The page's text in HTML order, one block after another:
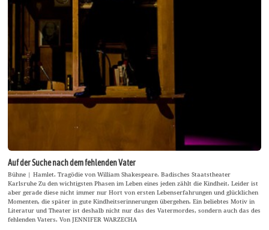
Auf der Suche nach dem fehlenden Vater
Bühne | Hamlet. Tragödie von William Shakespeare. Badisches Staatstheater
Karlsruhe Zu den wichtigsten Phasen im Leben eines jeden zählt die Kindheit. Leider ist
aber gerade diese nicht immer nur Hort von ersten Lebenserfahrungen und glücklichen
Momenten, die später in gute Kindheitserinnerungen übergehen. Ein beliebtes Motiv in
Literatur und Theater ist deshalb nicht nur das des Vatermordes, sondern auch das des
fehlenden Vaters. Von JENNIFER WARZECHA